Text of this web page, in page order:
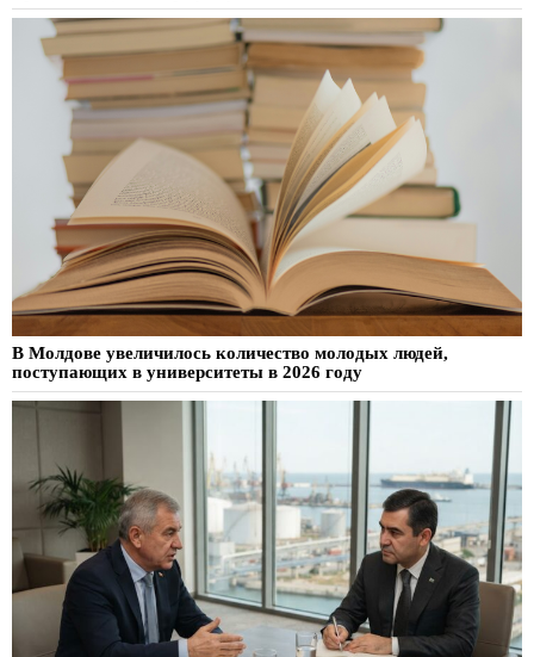
В Молдове увеличилось количество молодых людей,
поступающих в университеты в 2026 году